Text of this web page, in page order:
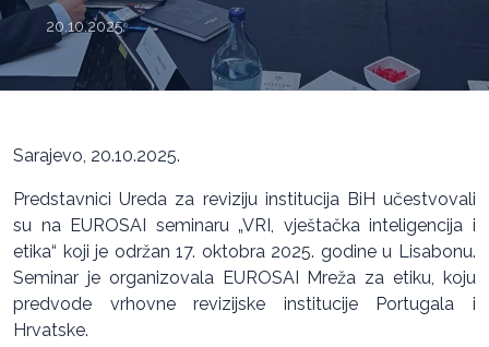
20.10.2025.
Sarajevo, 20.10.2025.
Predstavnici Ureda za reviziju institucija BiH učestvovali
su na EUROSAI seminaru „VRI, vještačka inteligencija i
etika“ koji je održan 17. oktobra 2025. godine u Lisabonu.
Seminar je organizovala EUROSAI Mreža za etiku, koju
predvode vrhovne revizijske institucije Portugala i
Hrvatske.